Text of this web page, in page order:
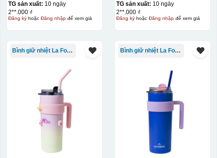
TG sản xuất: 10 ngày
2**.000 ₫
Đăng kýhoặc Đăng nhậpđể xem giá
TG sản xuất: 10 ngày
2**.000 ₫
Đăng kýhoặc Đăng nhậpđể xem giá
Bình giữ nhiệt La Fonte Bình giữ nhiệt La Fonte